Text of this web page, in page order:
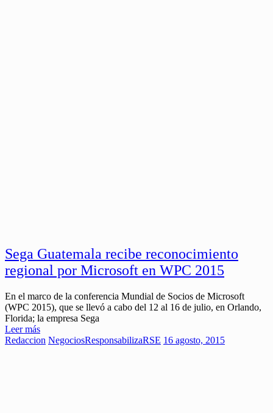
Sega Guatemala recibe reconocimiento
regional por Microsoft en WPC 2015
En el marco de la conferencia Mundial de Socios de Microsoft
(WPC 2015), que se llevó a cabo del 12 al 16 de julio, en Orlando,
Florida; la empresa Sega
Leer más
Redaccion NegociosResponsabilizaRSE 16 agosto, 2015